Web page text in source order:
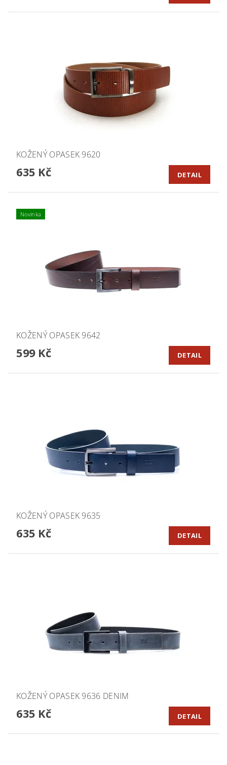
KOŽENÝ OPASEK 9620
635 Kč DETAIL
Novinka
KOŽENÝ OPASEK 9642
599 Kč DETAIL
KOŽENÝ OPASEK 9635
635 Kč DETAIL
KOŽENÝ OPASEK 9636 DENIM
635 Kč DETAIL